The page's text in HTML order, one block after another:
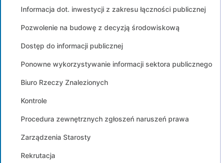
Informacja dot. inwestycji z zakresu łączności publicznej
Pozwolenie na budowę z decyzją środowiskową
Dostęp do informacji publicznej
Ponowne wykorzystywanie informacji sektora publicznego
Biuro Rzeczy Znalezionych
Kontrole
Procedura zewnętrznych zgłoszeń naruszeń prawa
Zarządzenia Starosty
Rekrutacja